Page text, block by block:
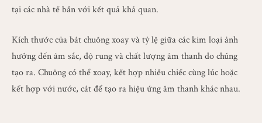
tại các nhà tế bần với kết quả khả quan.
Kích thước của bát chuông xoay và tỷ lệ giữa các kim loại ảnh
hưởng đến âm sắc, độ rung và chất lượng âm thanh do chúng
tạo ra. Chuông có thể xoay, kết hợp nhiều chiếc cùng lúc hoặc
kết hợp với nước, cát để tạo ra hiệu ứng âm thanh khác nhau.